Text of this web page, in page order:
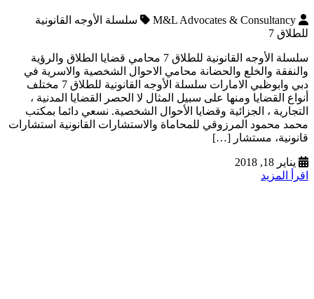
M&L Advocates & Consultancy
سلسلة الأوجه القانونية
للطلاق 7
سلسلة الأوجه القانونية للطلاق 7 محامي قضايا الطلاق والرؤية
والنفقة والخلع والحضانة محامي الاحوال الشخصية والاسرية في
دبي وابوظبي الامارات سلسلة الأوجه القانونية للطلاق 7 مختلف
أنواع القضايا ومنها على سبيل المثال لا الحصر القضايا المدنية ،
التجارية ، الجزائية وقضايا الأحوال الشخصية. نسعي دائما بمكتب
محمد محمود المرزوقي للمحاماة والاستشارات القانونية استشارات
قانونية، مستشار […]
يناير 18, 2018
اقرأ المزيد